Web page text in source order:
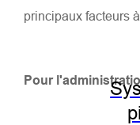
principaux facteurs
Pour